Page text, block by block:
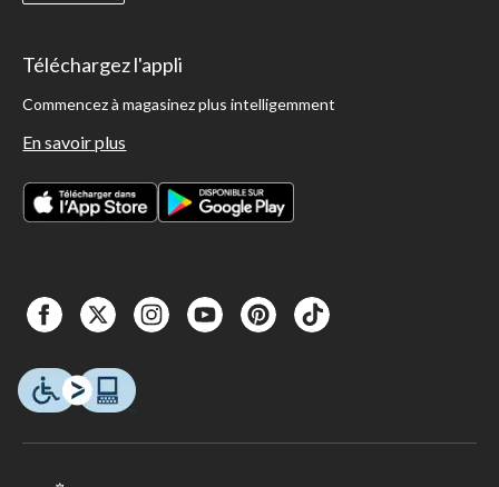
Téléchargez l'appli
Commencez à magasinez plus intelligemment
En savoir plus